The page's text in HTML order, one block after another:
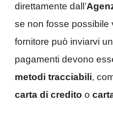
direttamente dall’
se non fosse possibile
fornitore può inviarvi
pagamenti devono
metodi tracciabili,
carta di credito o